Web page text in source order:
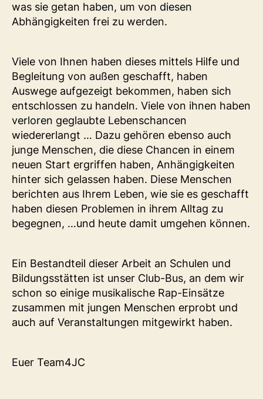
was sie getan haben, um von diesen
Abhängigkeiten frei zu werden.
Viele von Ihnen haben dieses mittels Hilfe und
Begleitung von außen geschafft, haben
Auswege aufgezeigt bekommen, haben sich
entschlossen zu handeln. Viele von ihnen haben
verloren geglaubte Lebenschancen
wiedererlangt … Dazu gehören ebenso auch
junge Menschen, die diese Chancen in einem
neuen Start ergriffen haben, Anhängigkeiten
hinter sich gelassen haben. Diese Menschen
berichten aus Ihrem Leben, wie sie es geschafft
haben diesen Problemen in ihrem Alltag zu
begegnen, …und heute damit umgehen können.
Ein Bestandteil dieser Arbeit an Schulen und
Bildungsstätten ist unser Club-Bus, an dem wir
schon so einige musikalische Rap-Einsätze
zusammen mit jungen Menschen erprobt und
auch auf Veranstaltungen mitgewirkt haben.
Euer Team4JC